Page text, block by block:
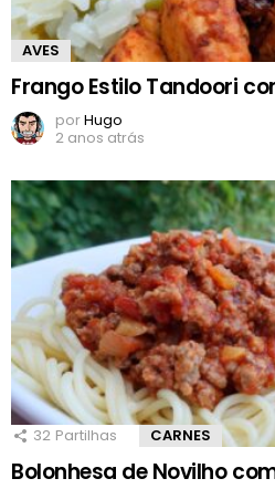
AVES
Frango Estilo Tandoori
porHugo
2 anos atrás
32 Partilhas CARNES
Bolonhesa de Novilho